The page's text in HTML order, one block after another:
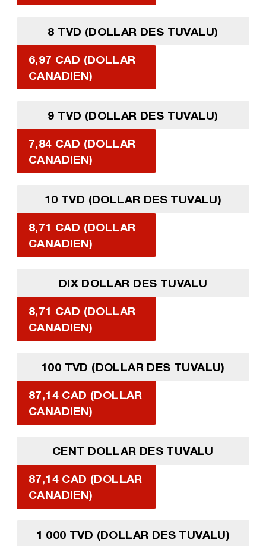
8 TVD (DOLLAR DES TUVALU)
6,97 CAD (DOLLAR
CANADIEN)
9 TVD (DOLLAR DES TUVALU)
7,84 CAD (DOLLAR
CANADIEN)
10 TVD (DOLLAR DES TUVALU)
8,71 CAD (DOLLAR
CANADIEN)
DIX DOLLAR DES TUVALU
8,71 CAD (DOLLAR
CANADIEN)
100 TVD (DOLLAR DES TUVALU)
87,14 CAD (DOLLAR
CANADIEN)
CENT DOLLAR DES TUVALU
87,14 CAD (DOLLAR
CANADIEN)
1 000 TVD (DOLLAR DES TUVALU)